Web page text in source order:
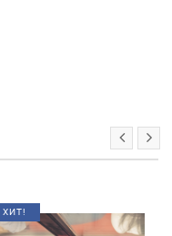
ХИТ!